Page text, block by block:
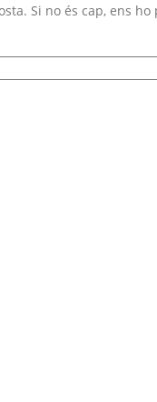
Si no és cap, ens